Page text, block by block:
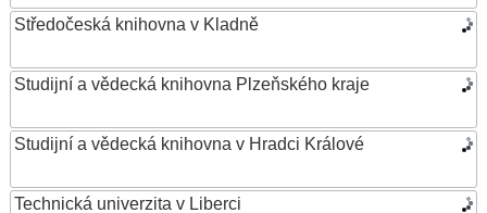
Středočeská knihovna v Kladně
Studijní a vědecká knihovna Plzeňského kraje
Studijní a vědecká knihovna v Hradci Králové
Technická univerzita v Liberci